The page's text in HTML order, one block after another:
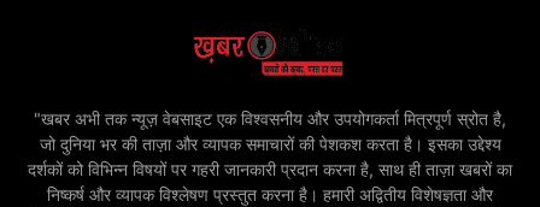
"खबर अभी तक न्यूज़ वेबसाइट एक विश्वसनीय और उपयोगकर्ता मित्रपूर्ण स्रोत है,
जो दुनिया भर की ताज़ा और व्यापक समाचारों की पेशकश करता है। इसका उद्देश्य
दर्शकों को विभिन्न विषयों पर गहरी जानकारी प्रदान करना है, साथ ही ताज़ा खबरों का
निष्कर्ष और व्यापक विश्लेषण प्रस्तुत करना है। हमारी अद्वितीय विशेषज्ञता और